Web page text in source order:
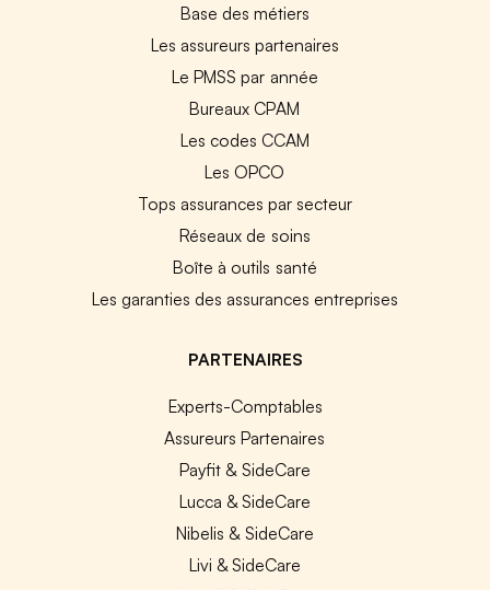
Base des métiers
Les assureurs partenaires
Le PMSS par année
Bureaux CPAM
Les codes CCAM
Les OPCO
Tops assurances par secteur
Réseaux de soins
Boîte à outils santé
Les garanties des assurances entreprises
PARTENAIRES
Experts-Comptables
Assureurs Partenaires
Payfit & SideCare
Lucca & SideCare
Nibelis & SideCare
Livi & SideCare